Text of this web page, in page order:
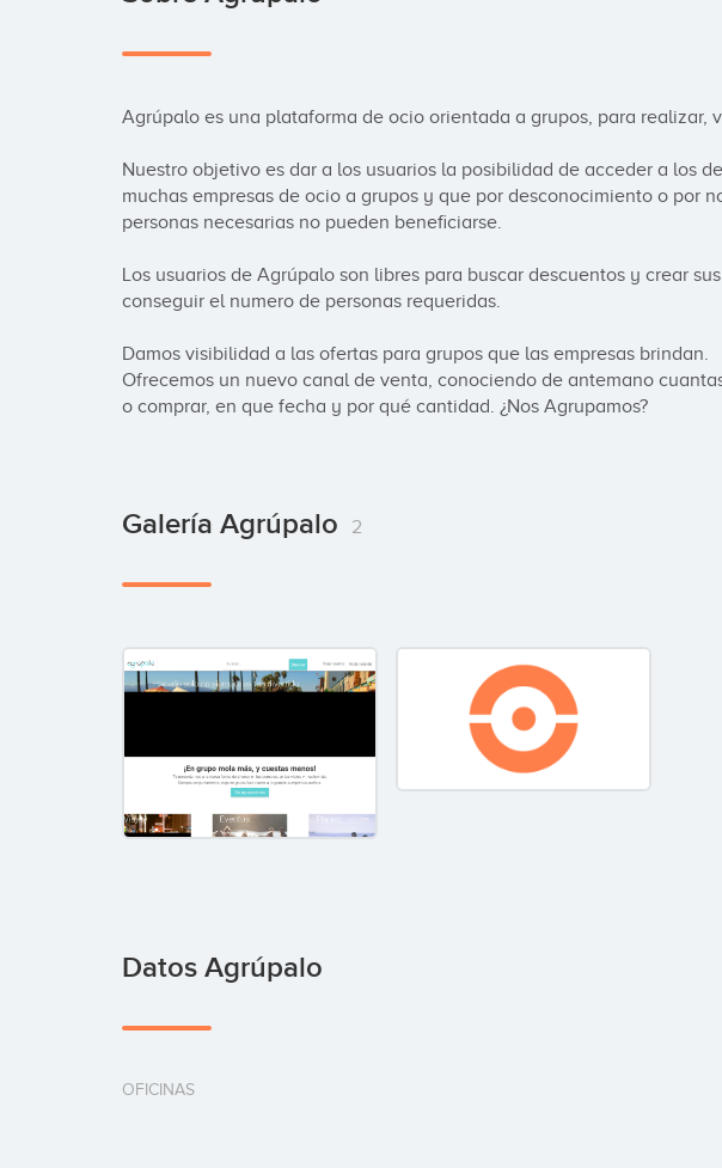
Agrúpalo es una plataforma de ocio orientada a grupos, para realizar,
Nuestro objetivo es dar a los usuarios la posibilidad de acceder a los
muchas empresas de ocio a grupos y que por desconocimiento o por
personas necesarias no pueden beneficiarse.
Los usuarios de Agrúpalo son libres para buscar descuentos y crear
conseguir el numero de personas requeridas.
Damos visibilidad a las ofertas para grupos que las empresas brindan.
Ofrecemos un nuevo canal de venta, conociendo de antemano
o comprar, en que fecha y por qué cantidad. ¿Nos Agrupamos?
Galería Agrúpalo 2
Datos Agrúpalo
OFICINAS